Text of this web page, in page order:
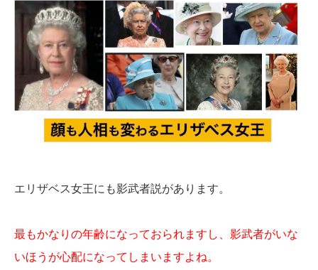
エリザベス女王にも影武者説があります。
最もかなりの年齢になっておられますし、影武者がいな
いほうが心配になってしまいますよね。